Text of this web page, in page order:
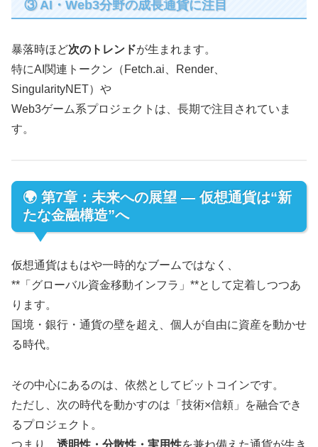
③ AI・Web3分野の成長通貨に注目
暴落時ほど次のトレンドが生まれます。
特にAI関連トークン（Fetch.ai、Render、
SingularityNET）や
Web3ゲーム系プロジェクトは、長期で注目されていま
す。
🌍 第7章：未来への展望 ― 仮想通貨は“新
たな金融構造”へ
仮想通貨はもはや一時的なブームではなく、
**「グローバル資金移動インフラ」**として定着しつつあ
ります。
国境・銀行・通貨の壁を超え、個人が自由に資産を動かせ
る時代。
その中心にあるのは、依然としてビットコインです。
ただし、次の時代を動かすのは「技術×信頼」を融合でき
るプロジェクト。
つまり、 透明性・分散性・実用性を兼ね備えた通貨が生き